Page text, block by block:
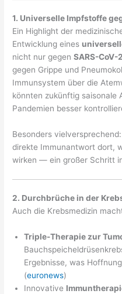
1. Universelle Impfstoffe
Ein Highlight der
Entwicklung eines
nicht nur gegenSARS-CoV-
gegen Grippe und
Immunsystem über die
könnten zukünftig saisonale
Pandemien besser
Besonders
direkte Immunantwort dort,
wirken — ein großer Schritt
2. Durchbrüche in der
Auch die Krebsmedizin
Triple-Therapie zur
Ergebnisse, was
(euronews)
Innovative